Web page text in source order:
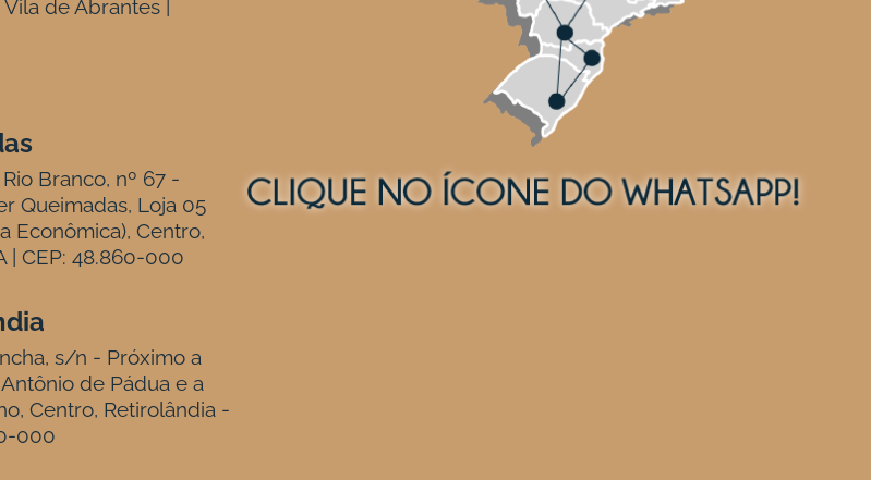
de Abrantes |
Branco, nº 67 -
Queimadas, Loja 05
Econômica), Centro,
| CEP: 48.860-000
s/n - Próximo a
de Pádua e a
Centro, Retirolândia -
000